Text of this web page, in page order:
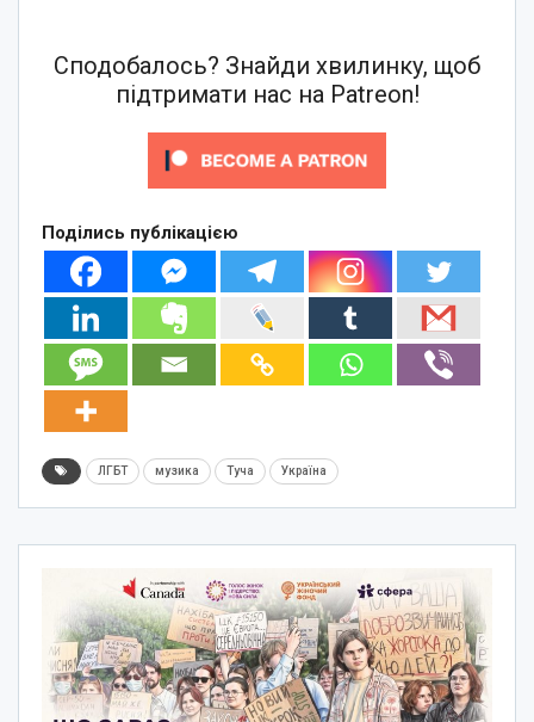
Сподобалось? Знайди хвилинку, щоб
підтримати нас на Patreon!
Поділись публікацією
ЛГБТ музика Туча Україна